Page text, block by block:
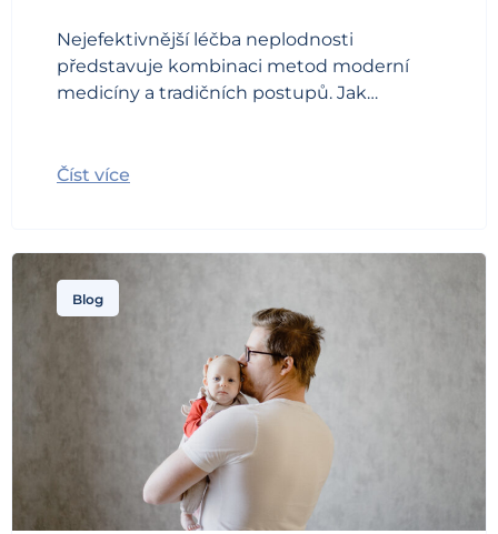
Nejefektivnější léčba neplodnosti
představuje kombinaci metod moderní
medicíny a tradičních postupů. Jak…
Číst více
Blog